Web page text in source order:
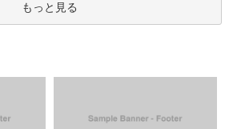
もっと見る